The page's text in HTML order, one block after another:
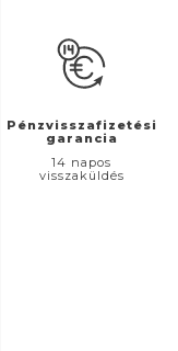
Pénzvisszafizetési
garancia
14 napos
visszaküldés